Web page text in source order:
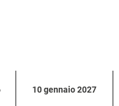
10 gennaio 2027